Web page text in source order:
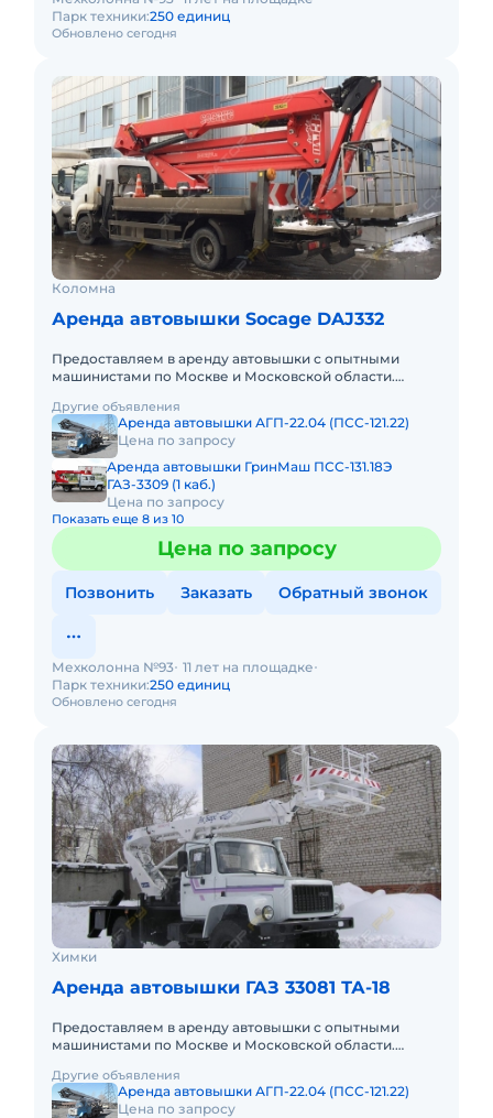
Обновлено сегодня
Парк техники:250 единиц
Коломна
Аренда автовышки Socage DAJ332
Предоставляем в аренду автовышки с опытными
машинистами по Москве и Московской области.
(почасовой, посменный) При
Другие объявления
Аренда автовышки АГП-22.04 (ПСС-121.22)
Цена по запросу
Аренда автовышки ГринМаш ПСС-131.18Э
ГАЗ-3309 (1 каб.)
Цена по запросу
Показать еще 8 из 10
Цена по запросу
Позвонить Заказать Обратный звонок
Обновлено сегодня
Мехколонна №93 11 лет на площадке
Парк техники:250 единиц
Химки
Аренда автовышки ГАЗ 33081 ТА-18
Предоставляем в аренду автовышки с опытными
машинистами по Москве и Московской области.
(почасовой, посменный) При
Другие объявления
Аренда автовышки АГП-22.04 (ПСС-121.22)
Цена по запросу